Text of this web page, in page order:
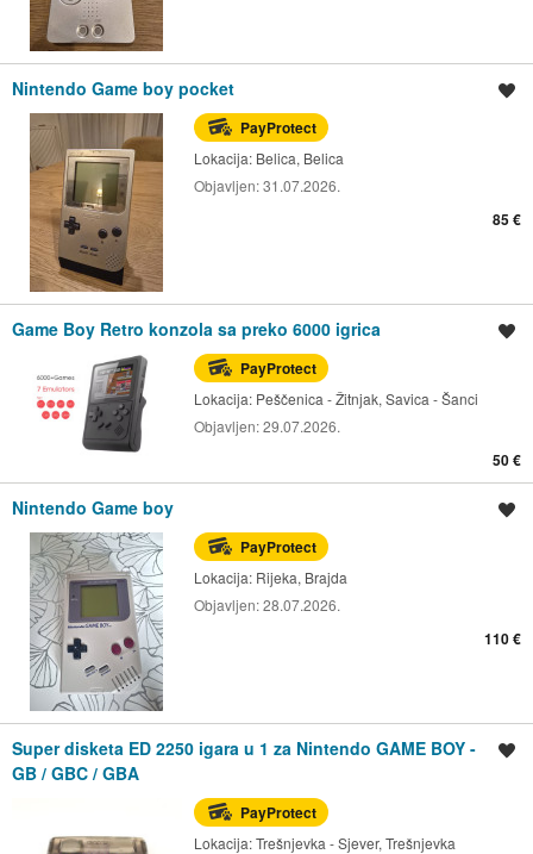
Nintendo Game boy pocket
PayProtect
Lokacija: Belica, Belica
Objavljen:31.07.2026.
85 €
Game Boy Retro konzola sa preko 6000 igrica
PayProtect
Lokacija: Peščenica - Žitnjak, Savica - Šanci
Objavljen:29.07.2026.
50 €
Nintendo Game boy
PayProtect
Lokacija: Rijeka, Brajda
Objavljen:28.07.2026.
110 €
Super disketa ED 2250 igara u 1 za Nintendo GAME BOY -
GB / GBC / GBA
PayProtect
Lokacija:Trešnjevka - Sjever, Trešnjevka